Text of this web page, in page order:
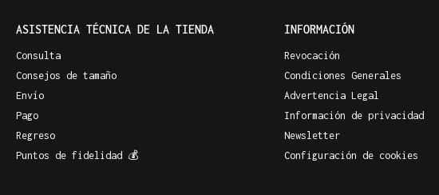
ASISTENCIA TÉCNICA DE LA TIENDA
Consulta
Consejos de tamaño
Envío
Pago
Regreso
Puntos de fidelidad 💰
INFORMACIÓN
Revocación
Condiciones Generales
Advertencia Legal
Información de privacidad
Newsletter
Configuración de cookies